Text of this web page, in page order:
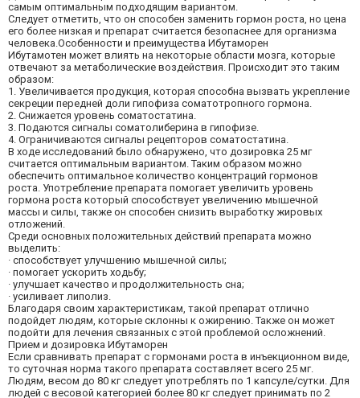
самым оптимальным подходящим вариантом.
Следует отметить, что он способен заменить гормон роста, но цена
его более низкая и препарат считается безопаснее для организма
человека.Особенности и преимущества Ибутаморен
Ибутамотен может влиять на некоторые области мозга, которые
отвечают за метаболические воздействия. Происходит это таким
образом:
1. Увеличивается продукция, которая способна вызвать укрепление
секреции передней доли гипофиза соматотропного гормона.
2. Снижается уровень соматостатина.
3. Подаются сигналы соматолиберина в гипофизе.
4. Ограничиваются сигналы рецепторов соматостатина.
В ходе исследований было обнаружено, что дозировка 25 мг
считается оптимальным вариантом. Таким образом можно
обеспечить оптимальное количество концентраций гормонов
роста. Употребление препарата помогает увеличить уровень
гормона роста который способствует увеличению мышечной
массы и силы, также он способен снизить выработку жировых
отложений.
Среди основных положительных действий препарата можно
выделить:
· способствует улучшению мышечной силы;
· помогает ускорить ходьбу;
· улучшает качество и продолжительность сна;
· усиливает липолиз.
Благодаря своим характеристикам, такой препарат отлично
подойдет людям, которые склонны к ожирению. Также он может
подойти для лечения связанных с этой проблемой осложнений.
Прием и дозировка Ибутаморен
Если сравнивать препарат с гормонами роста в инъекционном виде,
то суточная норма такого препарата составляет всего 25 мг.
Людям, весом до 80 кг следует употреблять по 1 капсуле/сутки. Для
людей с весовой категорией более 80 кг следует принимать по 2